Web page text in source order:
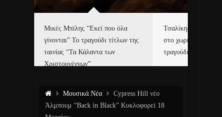
Μικές Μπίλης “Εκεί που όλα
γίνονται” Το τραγούδι τίτλων της
ταινίας “Τα Κάλαντα των
Χριστουγέννων”
Τσαλίκης,
στο χωριό του Άι
τραγούδι και video
Μουσικά Νέα
Cypress Hill νέο
Άλμπουμ “Back in Black” Κυκλοφορεί 18